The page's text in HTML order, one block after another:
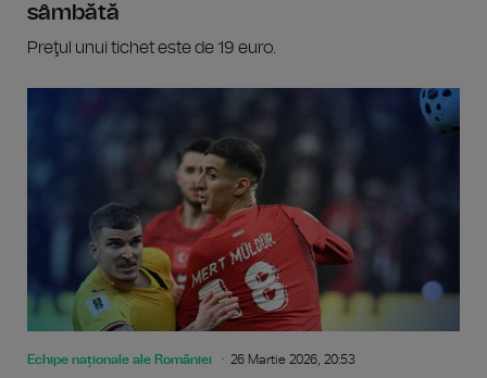
sâmbătă
Preţul unui tichet este de 19 euro.
Echipe naționale ale României 26 Martie 2026, 20:53